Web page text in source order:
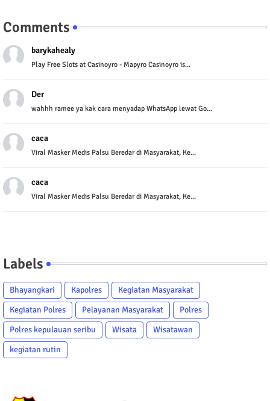
Comments
barykahealy
Play Free Slots at Casinoyro - Mapyro Casinoyro is...
Der
wahhh ramee ya kak cara menyadap WhatsApp lewat Go...
caca
Viral Masker Medis Palsu Beredar di Masyarakat, Ke...
caca
Viral Masker Medis Palsu Beredar di Masyarakat, Ke...
Labels
Bhayangkari Kapolres
Kegiatan Masyarakat
Kegiatan Polres
Pelayanan Masyarakat
Polres
Polres kepulauan seribu
Wisata
Wisatawan
kegiatan rutin